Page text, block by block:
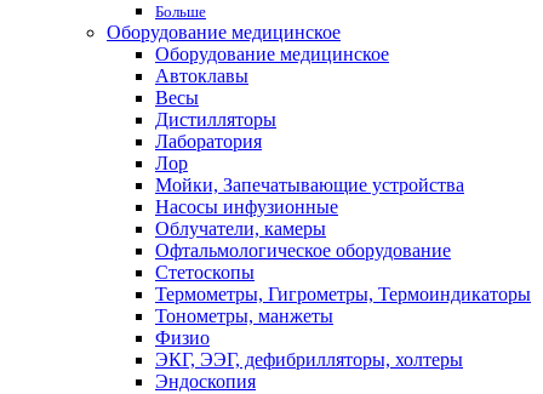
Больше
Оборудование медицинское
Оборудование медицинское
Автоклавы
Весы
Дистилляторы
Лаборатория
Лор
Мойки, Запечатывающие устройства
Насосы инфузионные
Облучатели, камеры
Офтальмологическое оборудование
Стетоскопы
Термометры, Гигрометры, Термоиндикаторы
Тонометры, манжеты
Физио
ЭКГ, ЭЭГ, дефибрилляторы, холтеры
Эндоскопия